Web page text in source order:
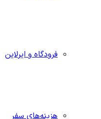
فرودگاه و ایرلاین
هزینه‌های سفر